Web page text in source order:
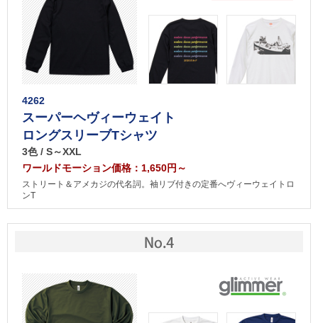
4262
スーパーヘヴィーウェイト
ロングスリーブTシャツ
3色 / S～XXL
ワールドモーション価格：1,650円～
ストリート＆アメカジの代名詞。袖リブ付きの定番へヴィーウェイトロ
ンT